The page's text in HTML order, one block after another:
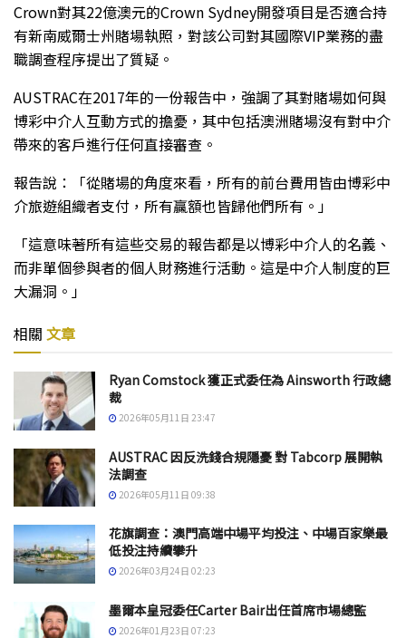
Crown對其22億澳元的Crown Sydney開發項目是否適合持
有新南威爾士州賭場執照，對該公司對其國際VIP業務的盡
職調查程序提出了質疑。
AUSTRAC在2017年的一份報告中，強調了其對賭場如何與
博彩中介人互動方式的擔憂，其中包括澳洲賭場沒有對中介
帶來的客戶進行任何直接審查。
報告說：「從賭場的角度來看，所有的前台費用皆由博彩中
介旅遊組織者支付，所有贏額也皆歸他們所有。」
「這意味著所有這些交易的報告都是以博彩中介人的名義、
而非單個參與者的個人財務進行活動。這是中介人制度的巨
大漏洞。」
相關 文章
Ryan Comstock 獲正式委任為 Ainsworth 行政總
裁
2026年05月11日 23:47
AUSTRAC 因反洗錢合規隱憂 對 Tabcorp 展開執
法調查
2026年05月11日 09:38
花旗調查：澳門高端中場平均投注、中場百家樂最
低投注持續攀升
2026年03月24日 02:23
墨爾本皇冠委任Carter Bair出任首席市場總監
2026年01月23日 07:23